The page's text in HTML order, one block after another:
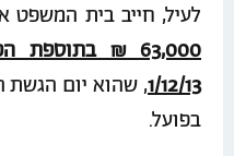
לעיל, חייב בית
63,000 ₪
1/12/13, שהוא יום הגשת
בפועל.